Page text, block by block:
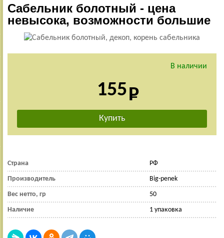
Сабельник болотный - цена
невысока, возможности большие
В наличии
155
Страна РФ
Производитель Big-penek
Вес нетто, гр 50
Наличие 1 упаковка